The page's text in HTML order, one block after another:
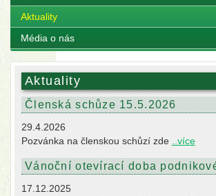
Aktuality
Média o nás
Aktuality
Členská schůze 15.5.2026
29.4.2026
Pozvánka na členskou schůzí zde
..více
Vánoční otevírací doba
17.12.2025